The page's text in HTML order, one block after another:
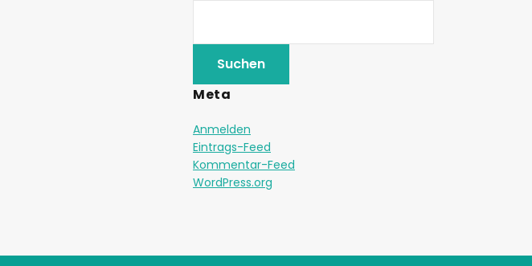
Meta
Anmelden
Eintrags-Feed
Kommentar-Feed
WordPress.org